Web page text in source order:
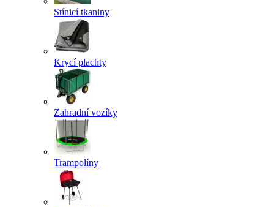
Stínicí tkaniny
Krycí plachty
Zahradní vozíky
Trampolíny